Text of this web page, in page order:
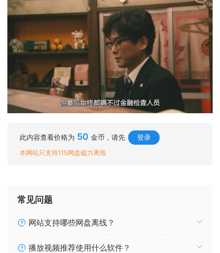
此内容查看价格为 50 金币，请先 登录
本网站只支持115网盘磁力离线
常见问题
网站支持哪些网盘离线？
播放视频推荐使用什么软件？